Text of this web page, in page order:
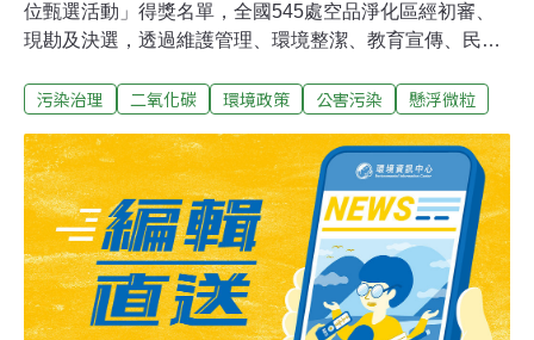
位甄選活動」得獎名單，全國545處空品淨化區經初審、
現勘及決選，透過維護管理、環境整潔、教育宣傳、民眾
認養績優獎項。市長林智堅表示，此次獲獎的「千甲空氣
公頃， 是「微笑水岸」休憩親水藍帶的起點。他特別感謝
世界先進公司聘請專業園藝的固禾公司進行例行性除草，
並號召員工依植栽狀況進行鬆綁或重新加固或修剪的「護
樹行動」，千甲園丁環保志工隊定期維管環境，成功守護
新竹左岸綠肺，提供市民朋友優質親水環境，以及體驗生
態環境教育的最佳去處。環保局長江盛任表示，「空氣品
質淨化區」係指於公有裸露地，以種植喬木綠化或設置其
污染治理 二氧化碳 環境政策 公害污染 懸浮微粒